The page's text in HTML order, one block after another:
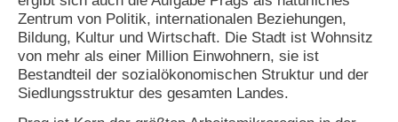
e
r
a
Zentrum von Politik, internationalen Beziehungen,
Bildung, Kultur und Wirtschaft. Die Stadt ist Wohnsitz
von mehr als einer Million Einwohnern, sie ist
Bestandteil der sozialökonomischen Struktur und der
Siedlungsstruktur des gesamten Landes.